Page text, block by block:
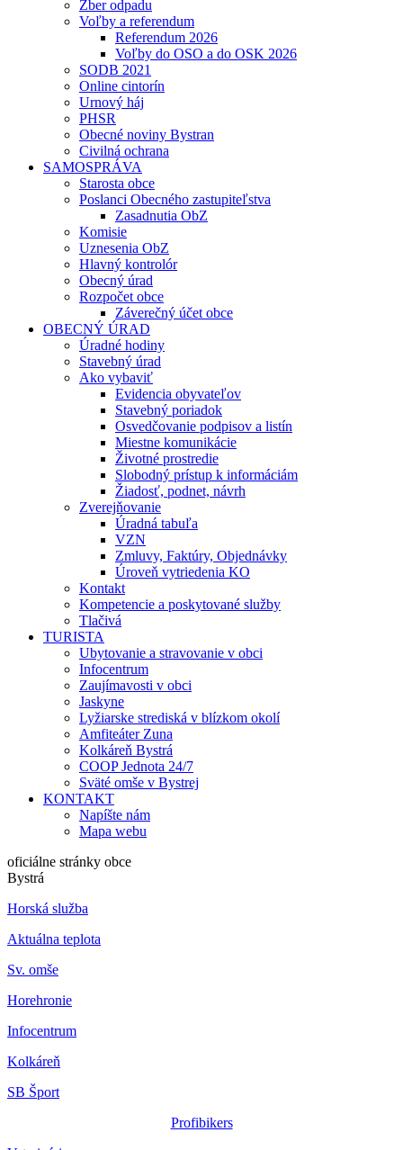
Zber odpadu
Voľby a referendum
Referendum 2026
Voľby do OSO a do OSK 2026
SODB 2021
Online cintorín
Urnový háj
PHSR
Obecné noviny Bystran
Civilná ochrana
SAMOSPRÁVA
Starosta obce
Poslanci Obecného zastupiteľstva
Zasadnutia ObZ
Komisie
Uznesenia ObZ
Hlavný kontrolór
Obecný úrad
Rozpočet obce
Záverečný účet obce
OBECNÝ ÚRAD
Úradné hodiny
Stavebný úrad
Ako vybaviť
Evidencia obyvateľov
Stavebný poriadok
Osvedčovanie podpisov a listín
Miestne komunikácie
Životné prostredie
Slobodný prístup k informáciám
Žiadosť, podnet, návrh
Zverejňovanie
Úradná tabuľa
VZN
Zmluvy, Faktúry, Objednávky
Úroveň vytriedenia KO
Kontakt
Kompetencie a poskytované služby
Tlačivá
TURISTA
Ubytovanie a stravovanie v obci
Infocentrum
Zaujímavosti v obci
Jaskyne
Lyžiarske strediská v blízkom okolí
Amfiteáter Zuna
Kolkáreň Bystrá
COOP Jednota 24/7
Sväté omše v Bystrej
KONTAKT
Napíšte nám
Mapa webu
oficiálne stránky obce
Bystrá
Horská služba
Aktuálna teplota
Sv. omše
Horehronie
Infocentrum
Kolkáreň
SB Šport
Profibikers